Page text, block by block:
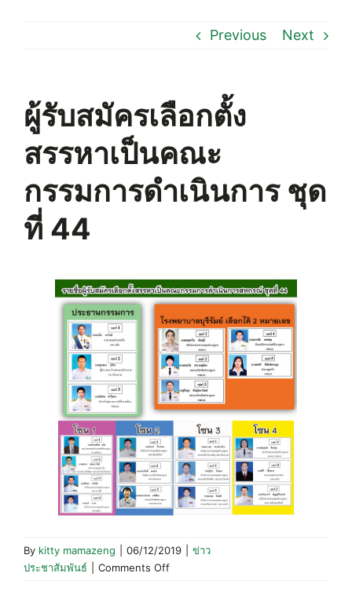
Download
Previous Next
ผู้รับสมัครเลือกตั้ง
สรรหาเป็นคณะ
กรรมการดำเนินการ ชุด
ที่ 44
By kitty mamazeng 06/12/2019
ข่าว
ประชาสัมพันธ์
Comments Offon
ผู้รับ